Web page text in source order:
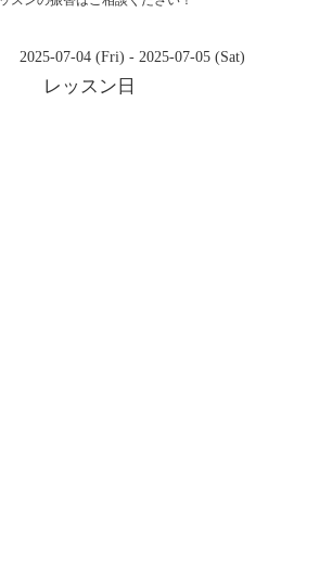
2025-07-04 (Fri) - 2025-07-05 (Sat)
レッスン日